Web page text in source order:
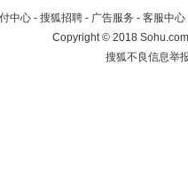
中心 - 搜狐招聘 - 广告服务 - 客服中心
Copyright©2018
搜狐不良信息举